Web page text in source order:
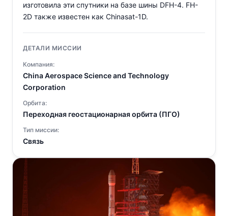
изготовила эти спутники на базе шины DFH-4. FH-
2D также известен как Chinasat-1D.
ДЕТАЛИ МИССИИ
Компания:
China Aerospace Science and Technology
Corporation
Орбита:
Переходная геостационарная орбита (ПГО)
Тип миссии:
Связь